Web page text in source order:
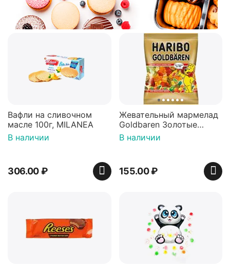
Вафли на сливочном
масле 100г, MILANEA
В наличии
306.00₽
Жевательный мармелад
Goldbaren Золотые
мишки 100г, Германия
В наличии
155.00₽